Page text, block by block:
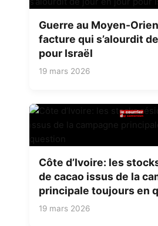
Guerre au Moyen-
facture qui s’alourdit
pour Israël
19 mars 2026
Côte d’Ivoire: les
de cacao issus de la
principale toujours en
19 mars 2026